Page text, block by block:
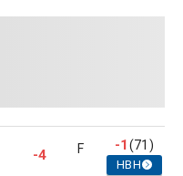
-4 F -1(71)
HBH